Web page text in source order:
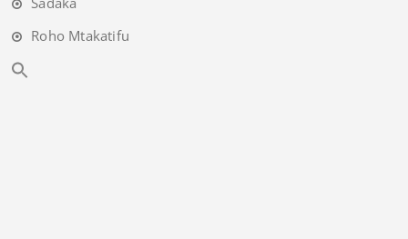
Roho Mtakatifu